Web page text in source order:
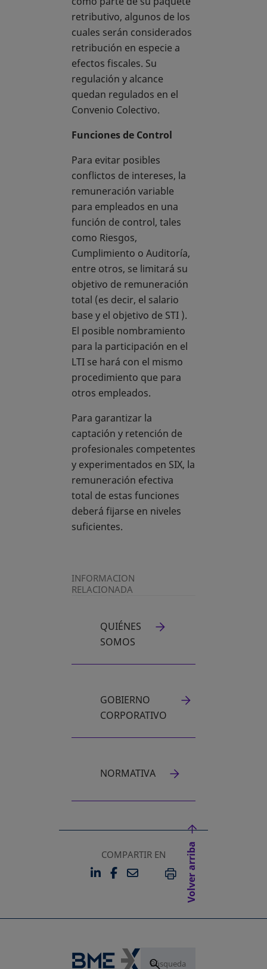
retributivo, algunos de los
cuales serán considerados
retribución en especie a
efectos fiscales. Su
regulación y alcance
quedan regulados en el
Convenio Colectivo.
Funciones de Control
Para evitar posibles
conflictos de intereses, la
remuneración variable
para empleados en una
función de control, tales
como Riesgos,
Cumplimiento o Auditoría,
entre otros, se limitará su
objetivo de remuneración
total (es decir, el salario
base y el objetivo de STI ).
El posible nombramiento
para la participación en el
LTI se hará con el mismo
procedimiento que para
otros empleados.
Para garantizar la
captación y retención de
profesionales competentes
y experimentados en SIX, la
remuneración efectiva
total de estas funciones
deberá fijarse en niveles
suficientes.
INFORMACION
RELACIONADA
QUIÉNES
SOMOS
GOBIERNO
CORPORATIVO
NORMATIVA
COMPARTIR EN
LINKEDIN
SE ABRE EN UNA PESTAÑA
FACEBOOK
SE ABRE EN UNA
EMAILIMPRIMIR
Volver arriba